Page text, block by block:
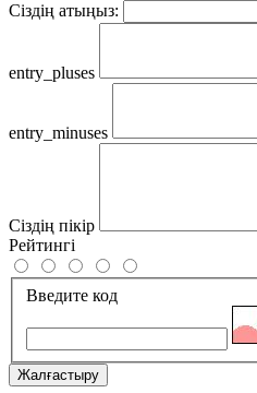
Сіздің атыңыз:
entry_pluses
entry_minuses
Сіздің пікір
Рейтингі
Введите код
Жалғастыру